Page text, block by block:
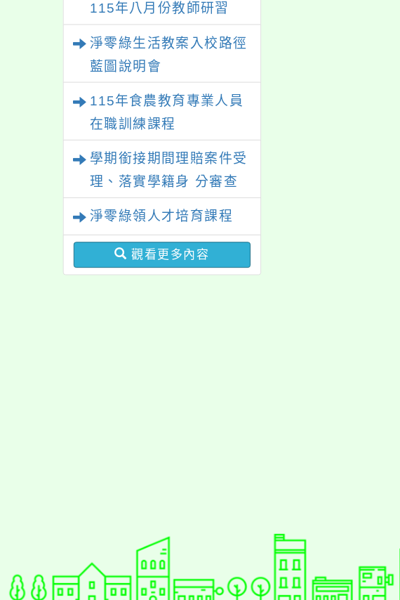
115年八月份教師研習
淨零綠生活教案入校路徑
藍圖說明會
115年食農教育專業人員
在職訓練課程
學期銜接期間理賠案件受
理、落實學籍身 分審查
淨零綠領人才培育課程
觀看更多內容
網站設計：Neil網站設計工坊
Xoops網站設計者：